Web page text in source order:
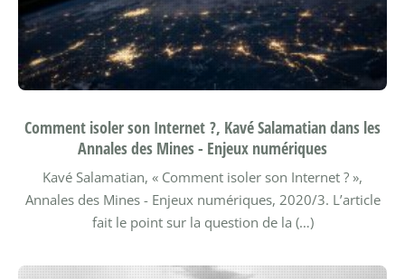
Comment isoler son Internet ?, Kavé Salamatian dans les
Annales des Mines - Enjeux numériques
Kavé Salamatian, « Comment isoler son Internet ? »,
Annales des Mines - Enjeux numériques, 2020/3. L’article
fait le point sur la question de la (…)